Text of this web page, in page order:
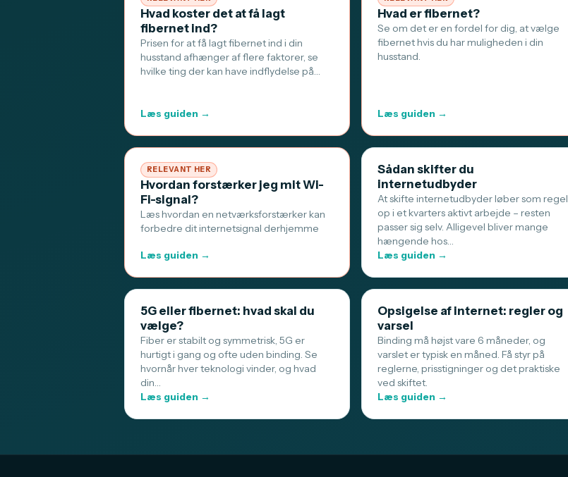
Hvad koster det at få lagt
fibernet ind?
Prisen for at få lagt fibernet ind i din
husstand afhænger af flere faktorer, se
hvilke ting der kan have indflydelse på…
Læs guiden →
Hvad er fibernet?
Se om det er en fordel for dig, at vælge
fibernet hvis du har muligheden i din
husstand.
Læs guiden →
RELEVANT HER
Hvordan forstærker jeg mit Wi-
Fi-signal?
Læs hvordan en netværksforstærker kan
forbedre dit internetsignal derhjemme
Læs guiden →
Sådan skifter du
internetudbyder
At skifte internetudbyder løber som regel
op i et kvarters aktivt arbejde – resten
passer sig selv. Alligevel bliver mange
hængende hos…
Læs guiden →
5G eller fibernet: hvad skal du
vælge?
Fiber er stabilt og symmetrisk, 5G er
hurtigt i gang og ofte uden binding. Se
hvornår hver teknologi vinder, og hvad
din…
Læs guiden →
Opsigelse af internet: regler og
varsel
Binding må højst vare 6 måneder, og
varslet er typisk en måned. Få styr på
reglerne, prisstigninger og det praktiske
ved skiftet.
Læs guiden →